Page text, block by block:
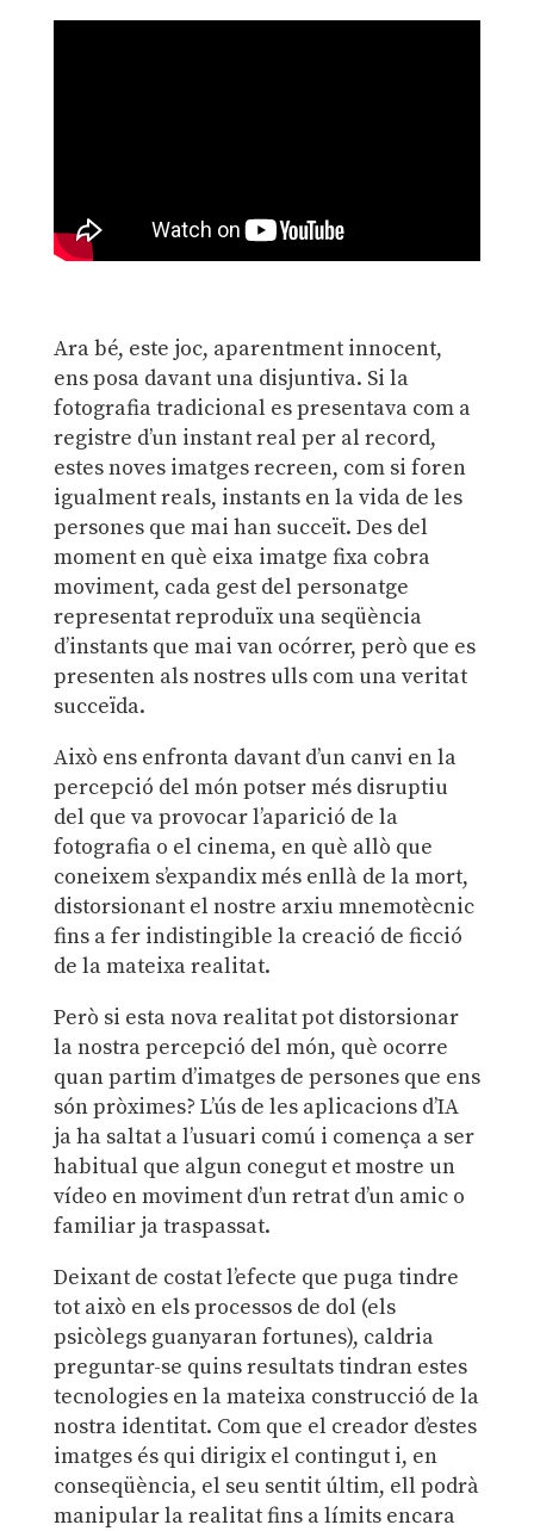
Ara bé, este joc, aparentment innocent,
ens posa davant una disjuntiva. Si la
fotografia tradicional es presentava com a
registre d’un instant real per al record,
estes noves imatges recreen, com si foren
igualment reals, instants en la vida de les
persones que mai han succeït. Des del
moment en què eixa imatge fixa cobra
moviment, cada gest del personatge
representat reproduïx una seqüència
d’instants que mai van ocórrer, però que es
presenten als nostres ulls com una veritat
succeïda.
Això ens enfronta davant d’un canvi en la
percepció del món potser més disruptiu
del que va provocar l’aparició de la
fotografia o el cinema, en què allò que
coneixem s’expandix més enllà de la mort,
distorsionant el nostre arxiu mnemotècnic
fins a fer indistingible la creació de ficció
de la mateixa realitat.
Però si esta nova realitat pot distorsionar
la nostra percepció del món, què ocorre
quan partim d’imatges de persones que ens
són pròximes? L’ús de les aplicacions d’IA
ja ha saltat a l’usuari comú i comença a ser
habitual que algun conegut et mostre un
vídeo en moviment d’un retrat d’un amic o
familiar ja traspassat.
Deixant de costat l’efecte que puga tindre
tot això en els processos de dol (els
psicòlegs guanyaran fortunes), caldria
preguntar-se quins resultats tindran estes
tecnologies en la mateixa construcció de la
nostra identitat. Com que el creador d’estes
imatges és qui dirigix el contingut i, en
conseqüència, el seu sentit últim, ell podrà
manipular la realitat fins a límits encara